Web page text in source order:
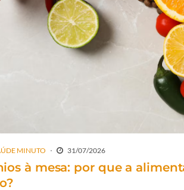
MINUTO 31/07/2026
à mesa: por que a